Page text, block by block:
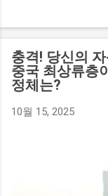
1,528가구 예비 입
자에게 우선 공급 후
전용면적 39㎡ 이하
거주하는 무주택 세
70% 이하 총자산
충격! 당신의
중국 최상류층
정체는?
10월 15, 2025